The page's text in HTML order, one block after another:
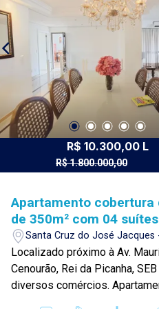
nosso propósito e o
de tudo que fazemos. Todos
construímos laços fortes e
com nossos proprietários e
Somos uma imobiliária que
tradicionalidade com o arrojo
comercial da atualidade. A
principal imobiliária em
R$ 10.300,00 L
R$ 1.800.000,00
Apartamento cobertura
de 350m² com 04
locação e venda- Santa
do José Jacques
Santa Cruz do José Jacques
Preto/SP
Localizado próximo à Av.
Cenourão, Rei da Picanha,
diversos comércios. Apartamento